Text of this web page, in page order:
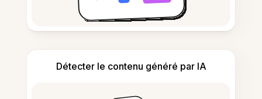
Détecter le contenu généré par IA